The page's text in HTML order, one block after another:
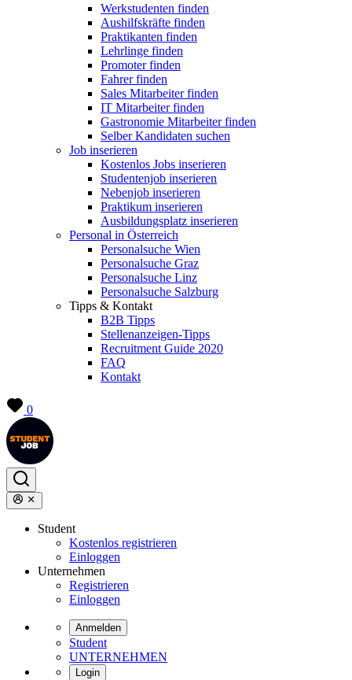
Werkstudenten finden
Aushilfskräfte finden
Praktikanten finden
Lehrlinge finden
Promoter finden
Fahrer finden
Sales Mitarbeiter finden
IT Mitarbeiter finden
Gastronomie Mitarbeiter finden
Selber Kandidaten suchen
Job inserieren
Kostenlos Jobs inserieren
Studentenjob inserieren
Nebenjob inserieren
Praktikum inserieren
Ausbildungsplatz inserieren
Personal in Österreich
Personalsuche Wien
Personalsuche Graz
Personalsuche Linz
Personalsuche Salzburg
Tipps & Kontakt
B2B Tipps
Stellenanzeigen-Tipps
Recruitment Guide 2020
FAQ
Kontakt
0
Student
Kostenlos registrieren
Einloggen
Unternehmen
Registrieren
Einloggen
Anmelden
Student
UNTERNEHMEN
Login